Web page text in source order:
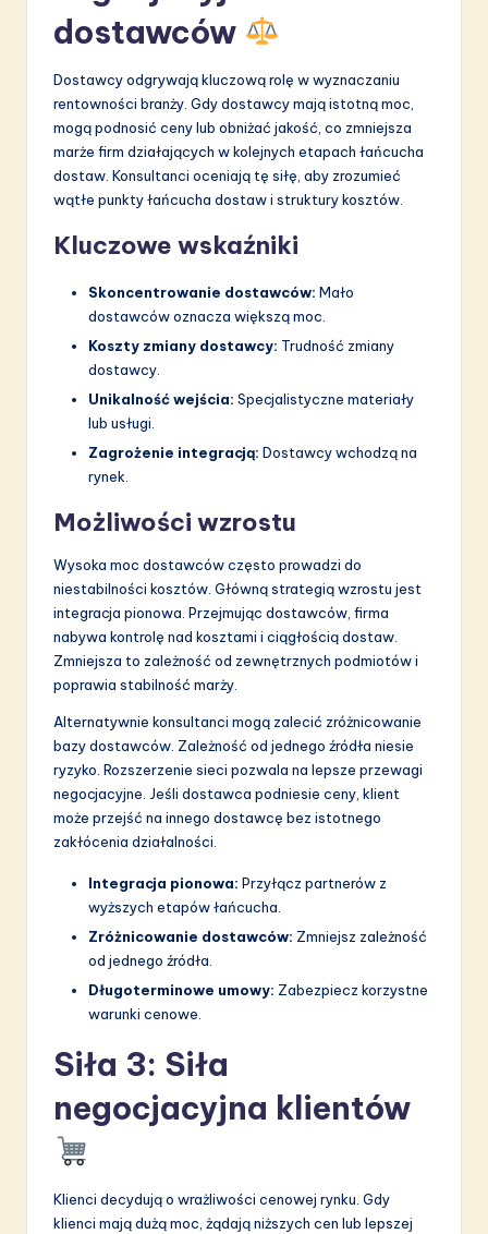
dostawców
Dostawcy odgrywają kluczową rolę w wyznaczaniu
rentowności branży. Gdy dostawcy mają istotną moc,
mogą podnosić ceny lub obniżać jakość, co zmniejsza
marże firm działających w kolejnych etapach łańcucha
dostaw. Konsultanci oceniają tę siłę, aby zrozumieć
wątłe punkty łańcucha dostaw i struktury kosztów.
Kluczowe wskaźniki
Skoncentrowanie dostawców: Mało
dostawców oznacza większą moc.
Koszty zmiany dostawcy: Trudność zmiany
dostawcy.
Unikalność wejścia: Specjalistyczne materiały
lub usługi.
Zagrożenie integracją: Dostawcy wchodzą na
rynek.
Możliwości wzrostu
Wysoka moc dostawców często prowadzi do
niestabilności kosztów. Główną strategią wzrostu jest
integracja pionowa. Przejmując dostawców, firma
nabywa kontrolę nad kosztami i ciągłością dostaw.
Zmniejsza to zależność od zewnętrznych podmiotów i
poprawia stabilność marży.
Alternatywnie konsultanci mogą zalecić zróżnicowanie
bazy dostawców. Zależność od jednego źródła niesie
ryzyko. Rozszerzenie sieci pozwala na lepsze przewagi
negocjacyjne. Jeśli dostawca podniesie ceny, klient
może przejść na innego dostawcę bez istotnego
zakłócenia działalności.
Integracja pionowa: Przyłącz partnerów z
wyższych etapów łańcucha.
Zróżnicowanie dostawców: Zmniejsz zależność
od jednego źródła.
Długoterminowe umowy: Zabezpiecz korzystne
warunki cenowe.
Siła 3: Siła
negocjacyjna klientów
Klienci decydują o wrażliwości cenowej rynku. Gdy
klienci mają dużą moc, żądają niższych cen lub lepszej